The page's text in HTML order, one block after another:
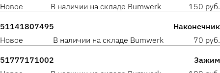
Новое
В наличии на складе Bumwerk 150 руб.
51141807495
Наконечник
Новое
В наличии на складе Bumwerk 70 руб.
51777171002
Зажим